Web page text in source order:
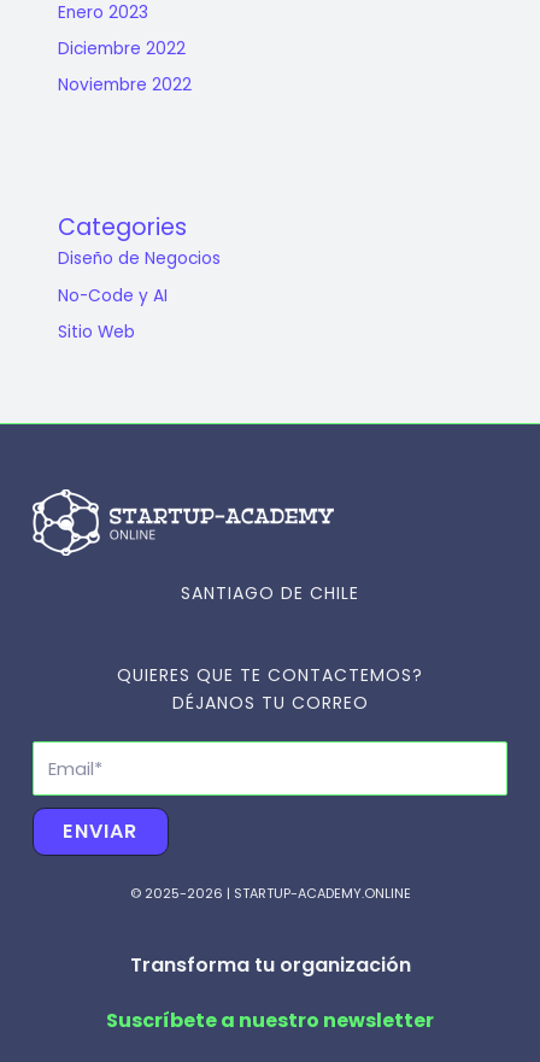
Enero 2023
Diciembre 2022
Noviembre 2022
Categories
Diseño de Negocios
No-Code y AI
Sitio Web
SANTIAGO DE CHILE
QUIERES QUE TE CONTACTEMOS?
DÉJANOS TU CORREO
ENVIAR
© 2025-2026 | STARTUP-ACADEMY.ONLINE
Transforma tu organización
Suscríbete a nuestro newsletter